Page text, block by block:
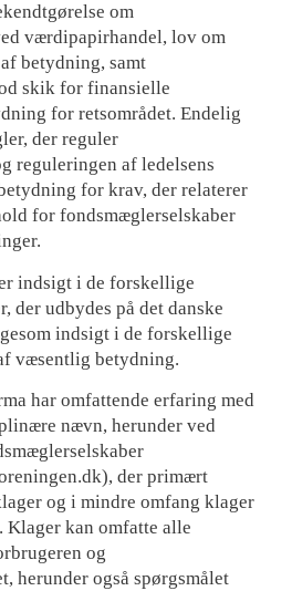
om
værdipapirhandel, lov om
betydning, samt
skik for finansielle
for retsområdet. Endelig
der reguler
reguleringen af ledelsens
for krav, der relaterer
for fondsmæglerselskaber
indsigt i de forskellige
der udbydes på det danske
indsigt i de forskellige
væsentlig betydning.
har omfattende erfaring med
nævn, herunder ved
der primært
og i mindre omfang klager
kan omfatte alle
og
herunder også spørgsmålet